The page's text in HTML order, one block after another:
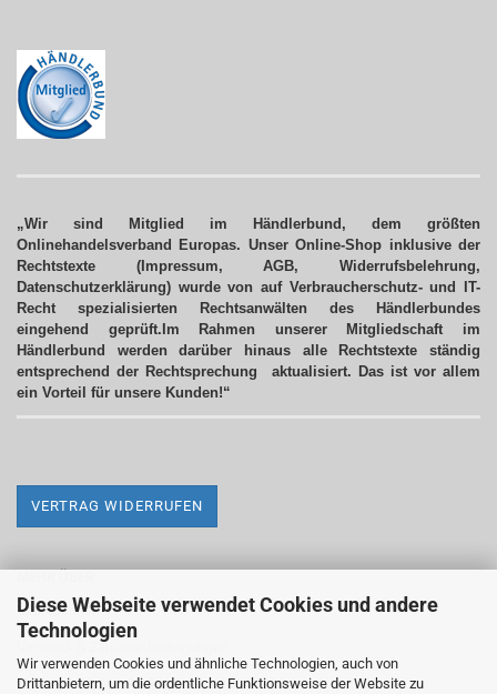
Diese Webseite verwendet Cookies und andere
Technologien
Wir verwenden Cookies und ähnliche Technologien, auch von
Drittanbietern, um die ordentliche Funktionsweise der Website zu
„Wir sind Mitglied im Händlerbund, dem größten
Onlinehandelsverband Europas. Unser Online-Shop inklusive der
Rechtstexte (Impressum, AGB, Widerrufsbelehrung,
Datenschutzerklärung) wurde von auf Verbraucherschutz- und IT-
Recht spezialisierten Rechtsanwälten des Händlerbundes
eingehend geprüft.Im Rahmen unserer Mitgliedschaft im
Händlerbund werden darüber hinaus alle Rechtstexte ständig
entsprechend der Rechtsprechung aktualisiert. Das ist vor allem
ein Vorteil für unsere Kunden!“
VERTRAG WIDERRUFEN
Impressum
Versand- & Zahlungsbedingungen
Widerrufsrecht & Widerrufsformular